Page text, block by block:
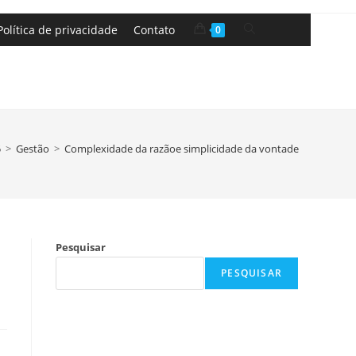
de privacidade Contato 0
> Gestão > Complexidade da razãoe simplicidade da vontade
Pesquisar
PESQUISAR